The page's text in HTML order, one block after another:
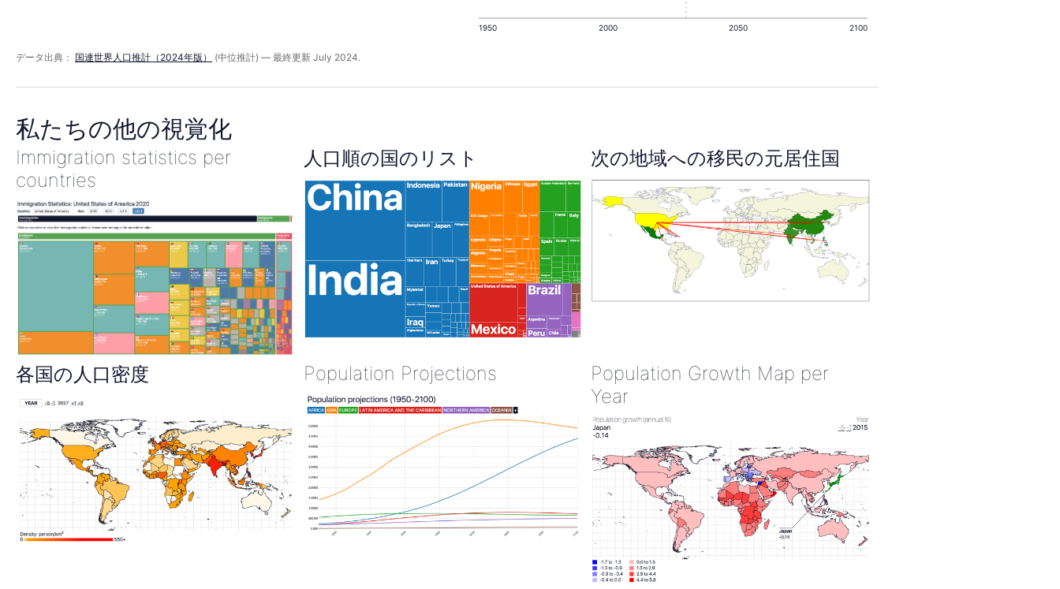
2030
年
1950 2000 2050 2100
データ出典： 国連世界人口推計（2024年版） (中位推計) — 最終更新 July 2024.
私たちの他の視覚化
Immigration statistics per
countries
人口順の国のリスト 次の地域への移民の元居住国
各国の人口密度 Population Projections
Population Growth Map per
Year